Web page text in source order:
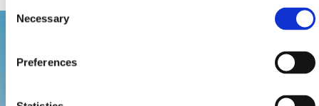
Selection
Necessary
Preferences